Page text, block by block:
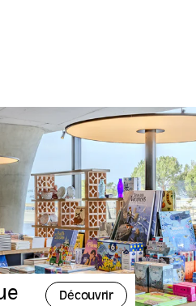
Découvrir